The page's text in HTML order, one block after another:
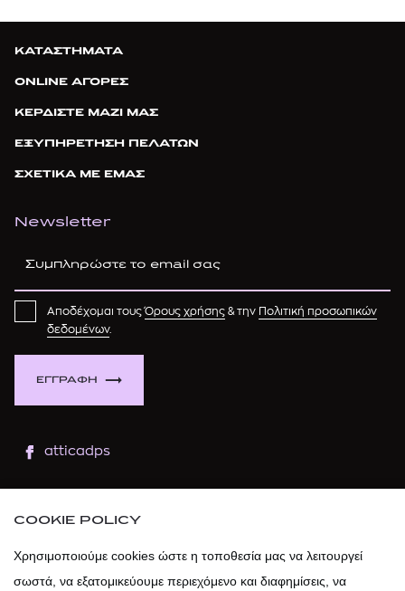
ΚΑΤΑΣΤΗΜΑΤΑ
ONLINE ΑΓΟΡΕΣ
ΚΕΡΔΙΣΤΕ ΜΑΖΙ ΜΑΣ
ΕΞΥΠΗΡΕΤΗΣΗ ΠΕΛΑΤΩΝ
ΣΧΕΤΙΚΑ ΜΕ ΕΜΑΣ
Newsletter
ΕΓΓΡΑΦΗ
Αποδέχομαι τουςΌρους χρήσης & την
Πολιτική προσωπικών
δεδομένων.
atticadps
atticadps
COOKIE POLICY
Χρησιμοποιούμε cookies ώστε η τοποθεσία μας να λειτουργεί
σωστά, να εξατομικεύουμε περιεχόμενο και διαφημίσεις, να